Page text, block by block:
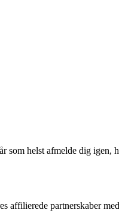
som helst afmelde dig igen,
partnerskaber